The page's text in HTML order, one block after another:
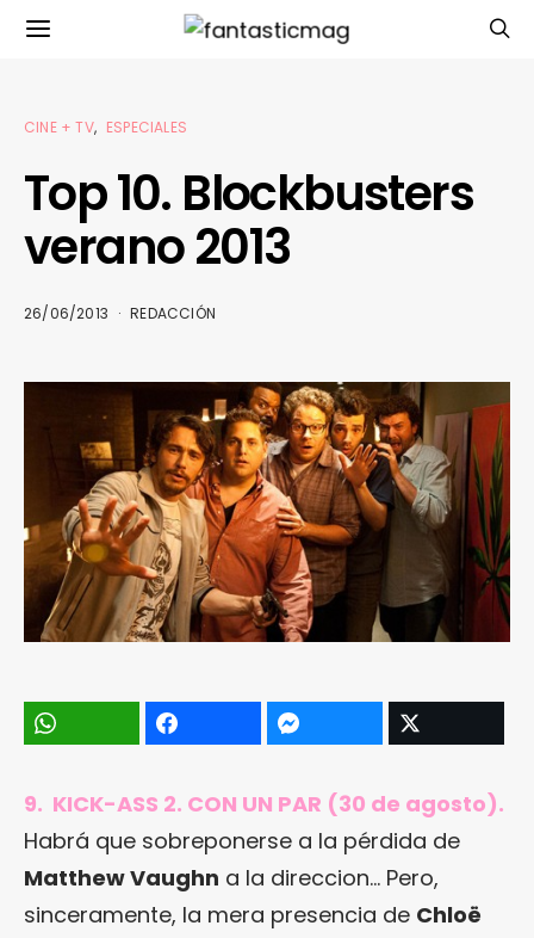
CINE + TV ESPECIALES
Top 10. Blockbusters
verano 2013
26/06/2013 REDACCIÓN
9. KICK-ASS 2. CON UN PAR (30 de agosto).
Habrá que sobreponerse a la pérdida de
Matthew Vaughn a la direccion… Pero,
sinceramente, la mera presencia de Chloë